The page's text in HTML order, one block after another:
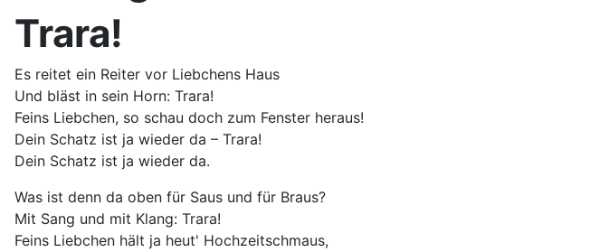
Trara!
Es reitet ein Reiter vor Liebchens Haus
Und bläst in sein Horn: Trara!
Feins Liebchen, so schau doch zum Fenster heraus!
Dein Schatz ist ja wieder da – Trara!
Dein Schatz ist ja wieder da.
Was ist denn da oben für Saus und für Braus?
Mit Sang und mit Klang: Trara!
Feins Liebchen hält ja heut' Hochzeitschmaus,